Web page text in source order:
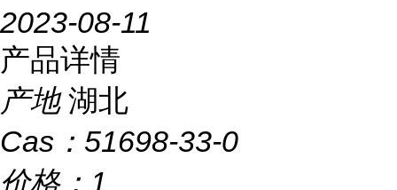
2023-08-11
产品详情
产地 湖北
Cas： 51698-33-0
价格： 1